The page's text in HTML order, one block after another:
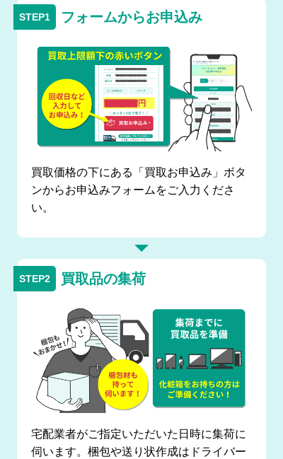
フォームからお申込み
買取価格の下にある「買取お申込み」ボタ
ンからお申込みフォームをご入力くださ
い。
買取品の集荷
宅配業者がご指定いただいた日時に集荷に
伺います。梱包や送り状作成はドライバー